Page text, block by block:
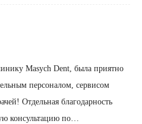
Masych Dent, была приятно
персоналом, сервисом
Отдельная благодарность
консультацию по…